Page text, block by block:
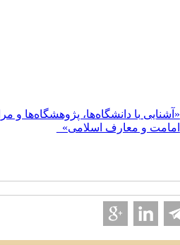
«آشنایی با دانشگاه‌ها، پژوهشگاه‌ها و
امامت و معارف اسلامی»